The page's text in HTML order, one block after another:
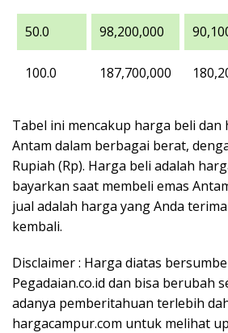
50.0 98,200,000
100.0 187,700,000
Tabel ini mencakup harga beli dan
Antam dalam berbagai berat,
Rupiah (Rp). Harga beli adalah
bayarkan saat membeli emas
jual adalah harga yang Anda
kembali.
Disclaimer : Harga diatas
Pegadaian.co.id dan bisa berubah
adanya pemberitahuan terlebih
hargacampur.com untuk melihat